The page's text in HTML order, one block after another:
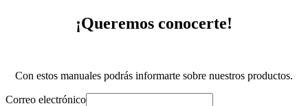
¡Queremos conocerte!
Con estos manuales podrás informarte sobre nuestros productos.
Correo electrónico